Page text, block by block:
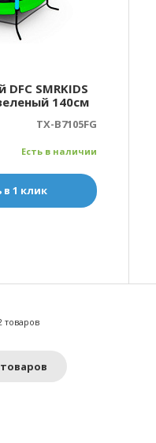
SMRKIDS
140см
TX-B7105FG
Есть в наличии
в 1 клик
товаров